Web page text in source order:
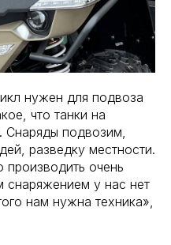
нужен для подвоза
что танки на
Снаряды подвозим,
разведку местности.
производить очень
у нас нет
нам нужна техника»,